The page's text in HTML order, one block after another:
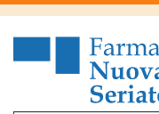
Passa
principale
Farmacia
Nuova